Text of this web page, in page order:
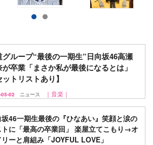
グループ“最後の一期生”日向坂46高瀬
が卒業「まさか私が最後になるとは」
ットリストあり】
02 ニュース ｜音楽｜
坂46一期生最後の『ひなあい』笑顔と涙の
トに「最高の卒業回」 楽屋立てこもり→オ
ーと肩組み「JOYFUL LOVE」